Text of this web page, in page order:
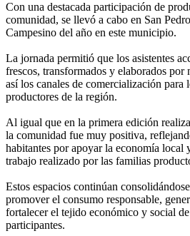
Con una destacada participación de
comunidad, se llevó a cabo en San
Campesino del año en este municipio.
La jornada permitió que los asistentes
frescos, transformados y elaborados por
así los canales de comercialización para
productores de la región.
Al igual que en la primera edición
la comunidad fue muy positiva,
habitantes por apoyar la economía local
trabajo realizado por las familias
Estos espacios continúan
promover el consumo responsable,
fortalecer el tejido económico y social
participantes.